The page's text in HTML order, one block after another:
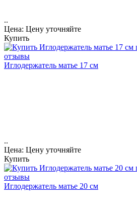
..
Цена: Цену уточняйте
Купить
Иглодержатель матье 17 см
..
Цена: Цену уточняйте
Купить
Иглодержатель матье 20 см